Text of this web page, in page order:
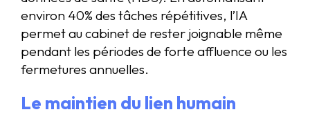
environ 40% des tâches répétitives, l’IA
permet au cabinet de rester joignable même
pendant les périodes de forte affluence ou les
fermetures annuelles.
Le maintien du lien humain